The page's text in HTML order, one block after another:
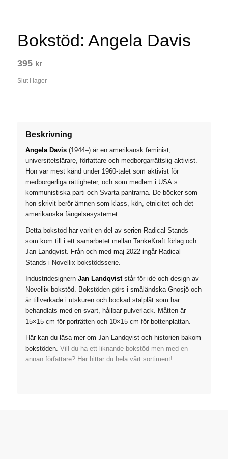
Bokstöd: Angela Davis
395 kr
Slut i lager
Beskrivning
Angela Davis(1944–) är en amerikansk feminist,
universitetslärare, författare och medborgarrättslig aktivist.
Hon var mest känd under 1960-talet som aktivist för
medborgerliga rättigheter, och som medlem i USA:s
kommunistiska parti och Svarta pantrarna. De böcker som
hon skrivit berör ämnen som klass, kön, etnicitet och det
amerikanska fängelsesystemet.
Detta bokstöd har varit en del av serien Radical Stands
som kom till i ett samarbetet mellan TankeKraft förlag och
Jan Landqvist. Från och med maj 2022 ingår Radical
Stands i Novellix bokstödsserie.
Industridesignern Jan Landqvist står för idé och design av
Novellix bokstöd. Bokstöden görs i småländska Gnosjö och
är tillverkade i utskuren och bockad stålplåt som har
behandlats med en svart, hållbar pulverlack. Måtten är
15×15 cm för porträtten och 10×15 cm för bottenplattan.
Här kan du läsa mer om Jan Landqvist och historien bakom
bokstöden. Vill du ha ett liknande bokstöd men med en
annan författare? Här hittar du hela vårt sortiment!